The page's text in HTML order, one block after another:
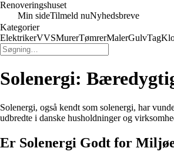
Renoveringshuset
Min sideTilmeld nuNyhedsbreve
Kategorier
ElektrikerVVSMurerTømrerMalerGulvTag
Solenergi:
Solenergi, også kendt som solenergi, har
udbredte i danske husholdninger og
Er Solenergi Godt for